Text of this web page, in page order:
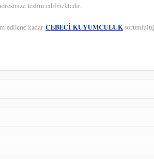
teslim edilmektedir.
edilene kadar CEBECİ KUYUMCULUK